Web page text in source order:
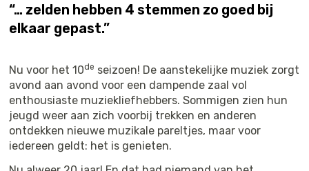
“… zelden hebben 4 stemmen zo goed bij
elkaar gepast.”
Nu voor het 10de seizoen! De aanstekelijke muziek zorgt
avond aan avond voor een dampende zaal vol
enthousiaste muziekliefhebbers. Sommigen zien hun
jeugd weer aan zich voorbij trekken en anderen
ontdekken nieuwe muzikale pareltjes, maar voor
iedereen geldt: het is genieten.